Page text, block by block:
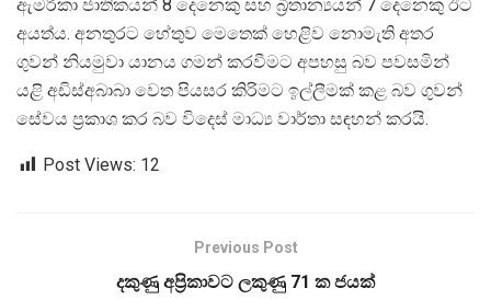
ඇමරිකා ජාතිකයන් 8 දෙනෙකු සහ බ්‍රිතාන්‍යයන් 7 දෙනෙකු ඊට
අයත්ය. අනතුරට හේතුව මෙතෙක් හෙළිව නොමැති අතර
ගුවන් නියමුවා යානය ගමන් කරවීමට අපහසු බව පවසමින්
යළි අඩිස්අබාබා වෙත පියසර කිරිමට ඉල්ලීමක් කළ බව ගුවන්
සේවය ප‍්‍රකාශ කර බව විදෙස් මාධ්‍ය වාර්තා සඳහන් කරයි.
Post Views: 12
Previous Post
දකුණු අප්‍රිකාවට ලකුණු 71 ක ජයක්